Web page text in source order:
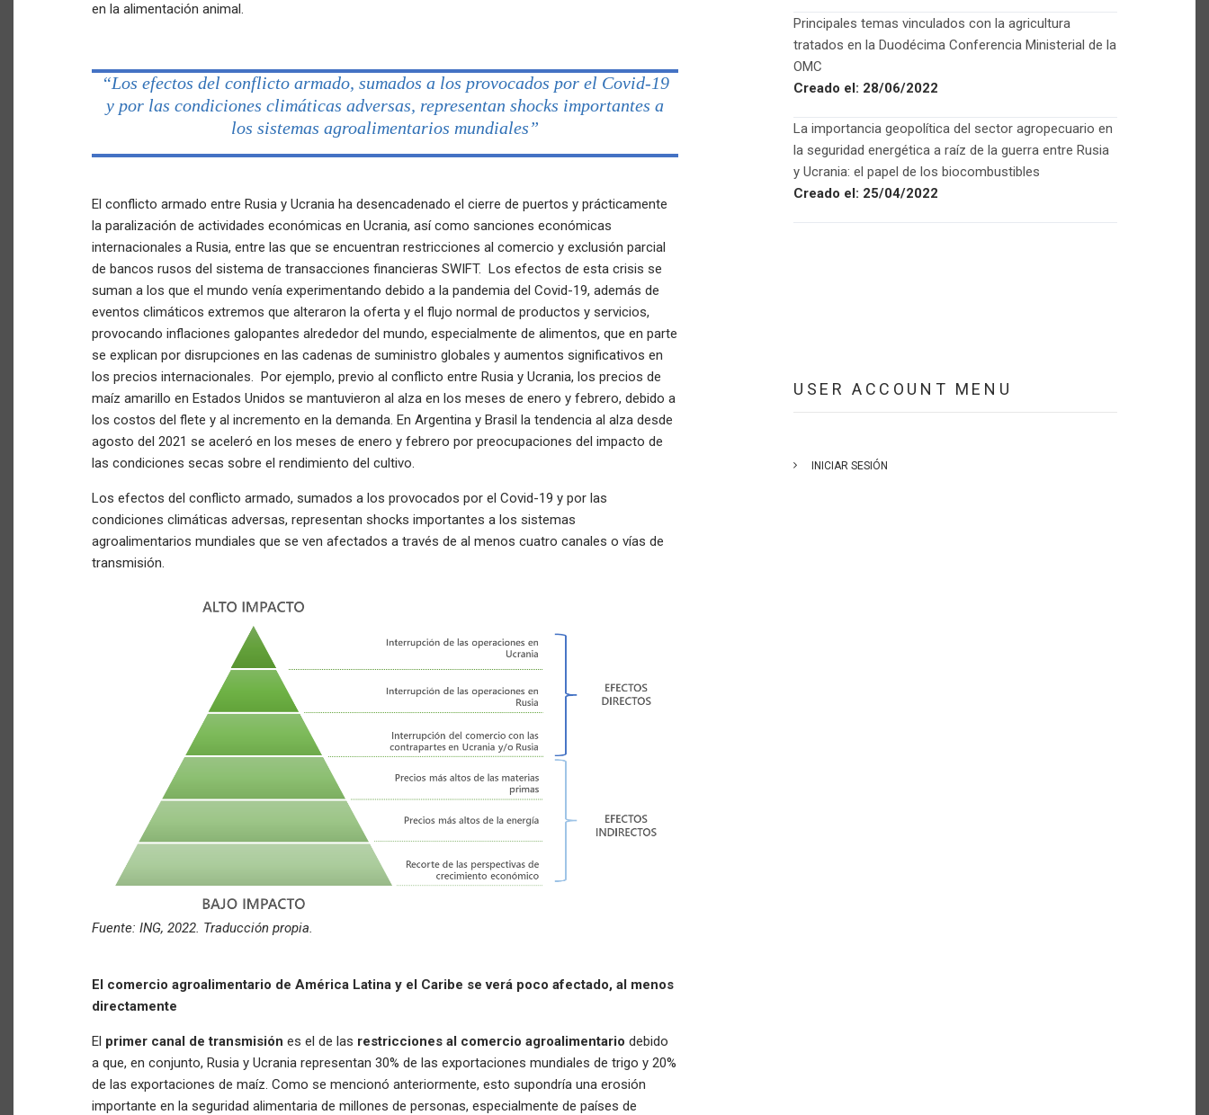
en la alimentación animal.
“Los efectos del conflicto armado, sumados a los provocados por el Covid-19
y por las condiciones climáticas adversas, representan shocks importantes a
los sistemas agroalimentarios mundiales”
El conflicto armado entre Rusia y Ucrania ha desencadenado el cierre de puertos y prácticamente
la paralización de actividades económicas en Ucrania, así como sanciones económicas
internacionales a Rusia, entre las que se encuentran restricciones al comercio y exclusión parcial
de bancos rusos del sistema de transacciones financieras SWIFT. Los efectos de esta crisis se
suman a los que el mundo venía experimentando debido a la pandemia del Covid-19, además de
eventos climáticos extremos que alteraron la oferta y el flujo normal de productos y servicios,
provocando inflaciones galopantes alrededor del mundo, especialmente de alimentos, que en parte
se explican por disrupciones en las cadenas de suministro globales y aumentos significativos en
los precios internacionales. Por ejemplo, previo al conflicto entre Rusia y Ucrania, los precios de
maíz amarillo en Estados Unidos se mantuvieron al alza en los meses de enero y febrero, debido a
los costos del flete y al incremento en la demanda. En Argentina y Brasil la tendencia al alza desde
agosto del 2021 se aceleró en los meses de enero y febrero por preocupaciones del impacto de
las condiciones secas sobre el rendimiento del cultivo.
Los efectos del conflicto armado, sumados a los provocados por el Covid-19 y por las
condiciones climáticas adversas, representan shocks importantes a los sistemas
agroalimentarios mundiales que se ven afectados a través de al menos cuatro canales o vías de
transmisión.
Fuente: ING, 2022. Traducción propia.
El comercio agroalimentario de América Latina y el Caribe se verá poco afectado, al menos
directamente
El primer canal de transmisión es el de las restricciones al comercio agroalimentario debido
a que, en conjunto, Rusia y Ucrania representan 30% de las exportaciones mundiales de trigo y 20%
de las exportaciones de maíz. Como se mencionó anteriormente, esto supondría una erosión
importante en la seguridad alimentaria de millones de personas, especialmente de países de
Principales temas vinculados con la agricultura
tratados en la Duodécima Conferencia Ministerial de la
OMC
Creado el: 28/06/2022
La importancia geopolítica del sector agropecuario en
la seguridad energética a raíz de la guerra entre Rusia
y Ucrania: el papel de los biocombustibles
Creado el: 25/04/2022
USER ACCOUNT MENU
INICIAR SESIÓN